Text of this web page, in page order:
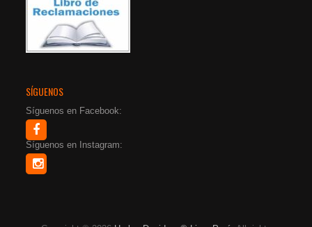
SÍGUENOS
Síguenos en Facebook:
Síguenos en Instagram: